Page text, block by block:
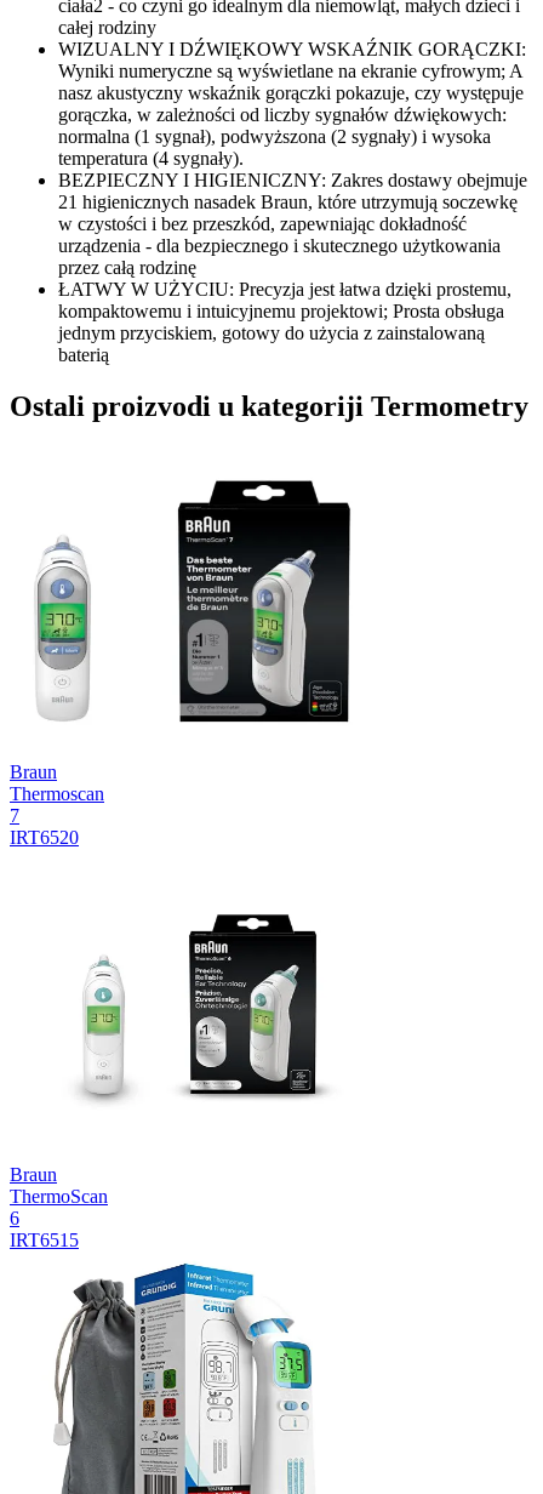
ciała2 - co czyni go idealnym dla niemowląt, małych dzieci i
całej rodziny
WIZUALNY I DŹWIĘKOWY WSKAŹNIK GORĄCZKI:
Wyniki numeryczne są wyświetlane na ekranie cyfrowym; A
nasz akustyczny wskaźnik gorączki pokazuje, czy występuje
gorączka, w zależności od liczby sygnałów dźwiękowych:
normalna (1 sygnał), podwyższona (2 sygnały) i wysoka
temperatura (4 sygnały).
BEZPIECZNY I HIGIENICZNY: Zakres dostawy obejmuje
21 higienicznych nasadek Braun, które utrzymują soczewkę
w czystości i bez przeszkód, zapewniając dokładność
urządzenia - dla bezpiecznego i skutecznego użytkowania
przez całą rodzinę
ŁATWY W UŻYCIU: Precyzja jest łatwa dzięki prostemu,
kompaktowemu i intuicyjnemu projektowi; Prosta obsługa
jednym przyciskiem, gotowy do użycia z zainstalowaną
baterią
Ostali proizvodi u kategoriji Termometry
Braun
Thermoscan
7
IRT6520
Braun
ThermoScan
6
IRT6515